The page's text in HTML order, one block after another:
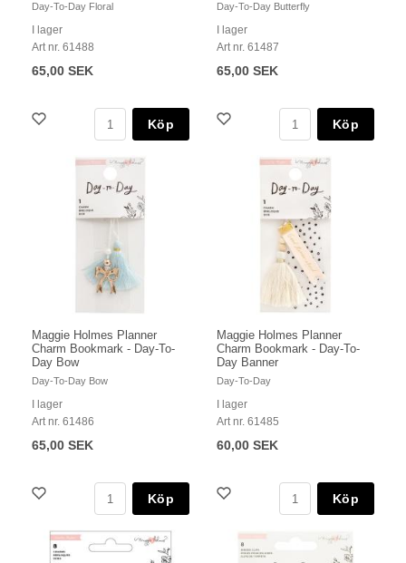
Day-To-Day Floral
I lager
Art nr. 61488
65,00 SEK
Köp
Day-To-Day Butterfly
I lager
Art nr. 61487
65,00 SEK
Köp
Maggie Holmes Planner
Charm Bookmark - Day-To-
Day Bow
Day-To-Day Bow
I lager
Art nr. 61486
65,00 SEK
Köp
Maggie Holmes Planner
Charm Bookmark - Day-To-
Day Banner
Day-To-Day
I lager
Art nr. 61485
60,00 SEK
Köp